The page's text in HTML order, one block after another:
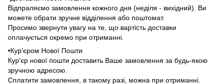
Відпраляємо замовлення кожного дня (неділя - вихідний). Ви
можете обрати зручне відділення або поштомат.
Просимо звернути увагу на те, що вартість доставки
оплачується окремо при отриманні.
•Кур'єром Нової Пошти
Кур'єр нової пошти доставить Ваше замовлення за будь-якою
зручною адресою.
Сплатити замовлення, в такому разі, можна при отриманні.